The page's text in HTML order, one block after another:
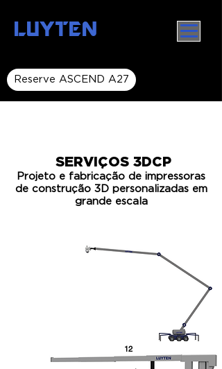
LUYTEN
Reserve ASCEND A27
SERVIÇOS 3DCP
Projeto e fabricação de impressoras
de construção 3D personalizadas em
grande escala
12